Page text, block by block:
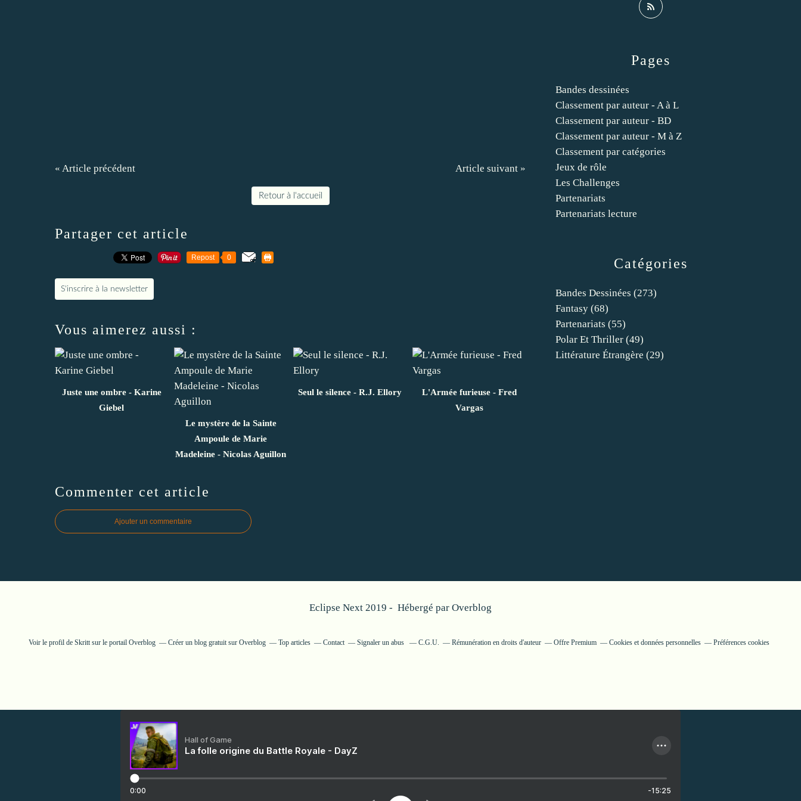
« Article précédent Article suivant »
Retour à l'accueil
Partager cet article
Repost 0
S'inscrire à la newsletter
Vous aimerez aussi :
Juste une ombre - Karine
Giebel
Le mystère de la Sainte
Ampoule de Marie
Madeleine - Nicolas Aguillon
Seul le silence - R.J. Ellory
L'Armée furieuse - Fred
Vargas
Commenter cet article
Ajouter un commentaire
Catégories
Bandes Dessinées (273)
Fantasy (68)
Partenariats (55)
Polar Et Thriller (49)
Littérature Étrangère (29)
Pages
Bandes dessinées
Classement par auteur - A à L
Classement par auteur - BD
Classement par auteur - M à Z
Classement par catégories
Jeux de rôle
Les Challenges
Partenariats
Partenariats lecture
Eclipse Next 2019 - Hébergé par Overblog
Voir le profil de Skrittsur le portail Overblog Créer un blog gratuit sur Overblog Top articles Contact Signaler un abus C.G.U. Rémunération en droits d'auteur Offre Premium Cookies et données personnelles Préférences cookies
Hall of Game
La folle origine du Battle Royale - DayZ
0:00 -15:25